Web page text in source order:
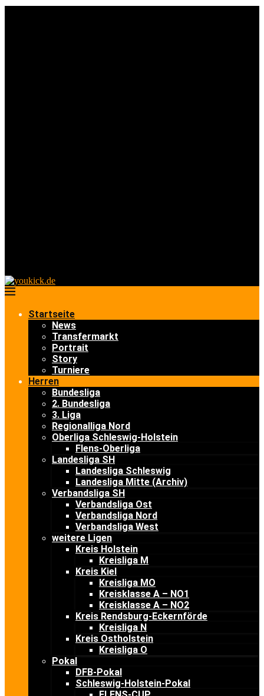
Startseite
News
Transfermarkt
Portrait
Story
Turniere
Herren
Bundesliga
2. Bundesliga
3. Liga
Regionalliga Nord
Oberliga Schleswig-Holstein
Flens-Oberliga
Landesliga SH
Landesliga Schleswig
Landesliga Mitte (Archiv)
Verbandsliga SH
Verbandsliga Ost
Verbandsliga Nord
Verbandsliga West
weitere Ligen
Kreis Holstein
Kreisliga M
Kreis Kiel
Kreisliga MO
Kreisklasse A – NO1
Kreisklasse A – NO2
Kreis Rendsburg-Eckernförde
Kreisliga N
Kreis Ostholstein
Kreisliga O
Pokal
DFB-Pokal
Schleswig-Holstein-Pokal